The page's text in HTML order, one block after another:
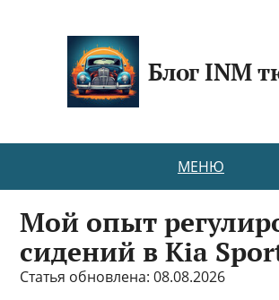
Блог INM
МЕНЮ
Мой опыт
сидений в Kia
Статья обновлена: 08.08.2026